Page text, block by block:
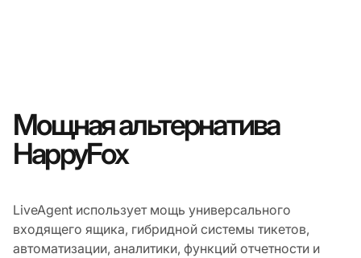
Мощная альтернатива
HappyFox
LiveAgent использует мощь универсального
входящего ящика, гибридной системы тикетов,
автоматизации, аналитики, функций отчетности и